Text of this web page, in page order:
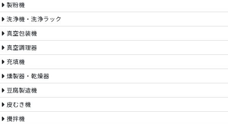
製粉機
洗浄機・洗浄ラック
真空包装機
真空調理器
充填機
燻製器・乾燥器
豆腐製造機
皮むき機
攪拌機